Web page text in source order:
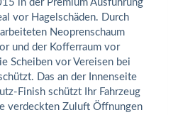
in der Premium Ausführung
vor Hagelschäden. Durch
Neoprenschaum
und der Kofferraum vor
Scheiben vor Vereisen bei
Das an der Innenseite
Finish schützt Ihr Fahrzeug
verdeckten Zuluft Öffnungen